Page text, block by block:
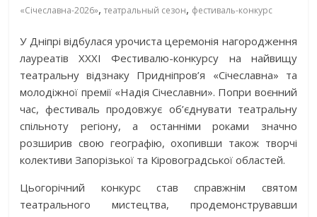
«Січеславна-2026»,театральный сезон, фестиваль-конкурс
У Дніпрі відбулася урочиста церемонія нагородження
лауреатів XXXI Фестивалю-конкурсу на найвищу
театральну відзнаку Придніпров’я «Січеславна» та
молодіжної премії «Надія Січеславни». Попри воєнний
час, фестиваль продовжує об’єднувати театральну
спільноту регіону, а останніми роками значно
розширив свою географію, охопивши також творчі
колективи Запорізької та Кіровоградської областей.
Цьогорічний конкурс став справжнім святом
театрального мистецтва, продемонструвавши